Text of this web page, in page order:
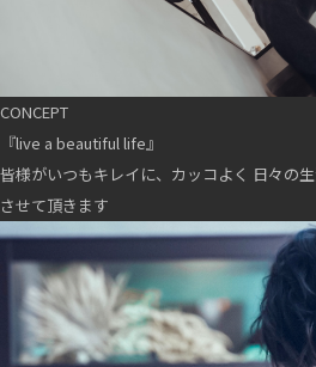
CONCEPT
『live a beautiful life』
皆様がいつもキレイに、カッコよく 日々の
させて頂きます